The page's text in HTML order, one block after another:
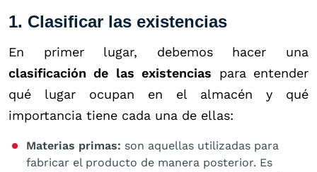
1. Clasificar las existencias
En primer lugar, debemos hacer una
clasificación de las existencias para entender
qué lugar ocupan en el almacén y qué
importancia tiene cada una de ellas:
Materias primas: son aquellas utilizadas para
fabricar el producto de manera posterior. Es